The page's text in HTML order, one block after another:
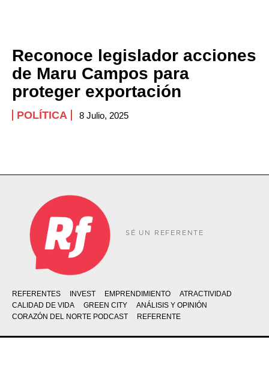
NEWSLETTER
Reconoce legislador acciones
de Maru Campos para
proteger exportación
POLÍTICA 8 Julio, 2025
SÉ UN REFERENTE
REFERENTES INVEST EMPRENDIMIENTO
ATRACTIVIDAD
CALIDAD DE VIDA
GREEN CITY
ANÁLISIS Y OPINIÓN
CORAZÓN DEL NORTE PODCAST
REFERENTE